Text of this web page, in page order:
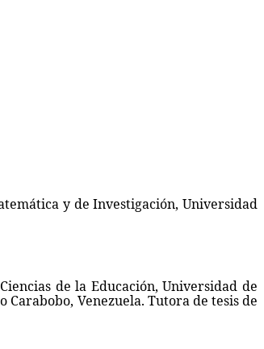
y de Investigación, Universidad
de la Educación, Universidad de
Carabobo, Venezuela. Tutora de tesis de